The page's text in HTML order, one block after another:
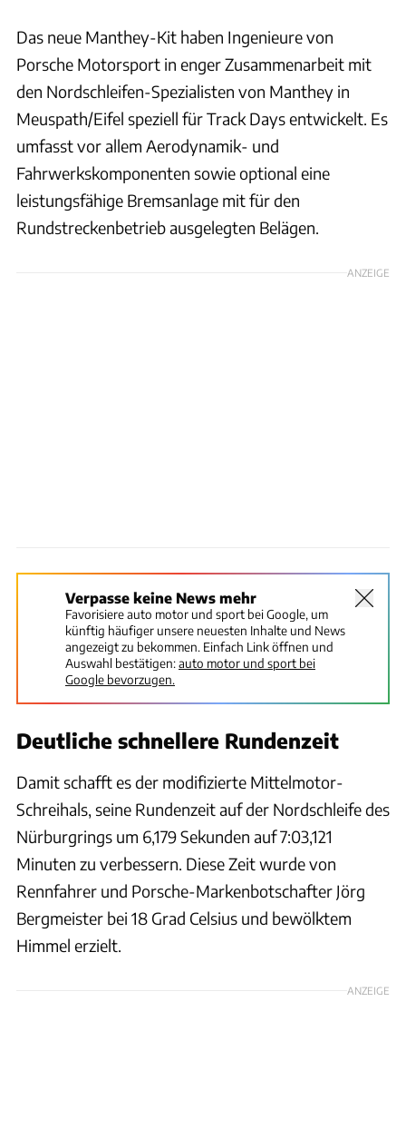
Das neue Manthey-Kit haben Ingenieure von
Porsche Motorsport in enger Zusammenarbeit mit
den Nordschleifen-Spezialisten von Manthey in
Meuspath/Eifel speziell für Track Days entwickelt. Es
umfasst vor allem Aerodynamik- und
Fahrwerkskomponenten sowie optional eine
leistungsfähige Bremsanlage mit für den
Rundstreckenbetrieb ausgelegten Belägen.
ANZEIGE
Verpasse keine News mehr
Favorisiere auto motor und sport bei Google, um
künftig häufiger unsere neuesten Inhalte und News
angezeigt zu bekommen. Einfach Link öffnen und
Auswahl bestätigen:auto motor und sport bei
Google bevorzugen.
Deutliche schnellere Rundenzeit
Damit schafft es der modifizierte Mittelmotor-
Schreihals, seine Rundenzeit auf der Nordschleife des
Nürburgrings um 6,179 Sekunden auf 7:03,121
Minuten zu verbessern. Diese Zeit wurde von
Rennfahrer und Porsche-Markenbotschafter Jörg
Bergmeister bei 18 Grad Celsius und bewölktem
Himmel erzielt.
ANZEIGE